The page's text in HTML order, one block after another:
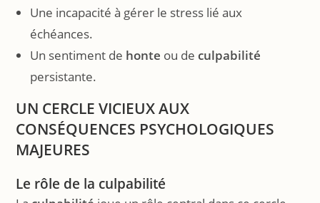
Une incapacité à gérer le stress lié aux
échéances.
Un sentiment de honte ou deculpabilité
persistante.
UN CERCLE VICIEUX AUX
CONSÉQUENCES PSYCHOLOGIQUES
MAJEURES
Le rôle de la culpabilité